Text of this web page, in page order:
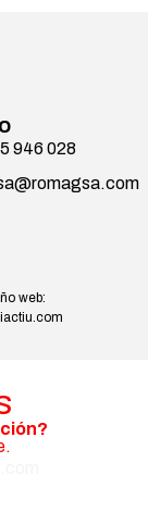
946 028
web: